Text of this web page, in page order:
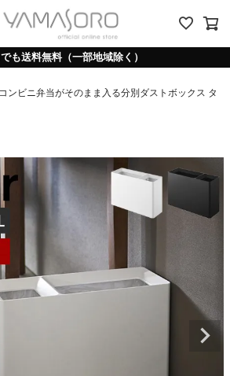
も送料無料（一部地域除く）
ンビニ弁当がそのまま入る分別ダストボックス タ